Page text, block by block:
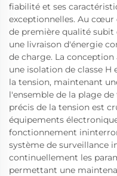
fiabilité et ses
exceptionnelles. Au cœur
de première qualité
une livraison d'énergie
de charge. La
une isolation de classe
la tension, maintenant
l'ensemble de la plage
précis de la tension est
équipements
fonctionnement
système de surveillance
continuellement les
permettant une